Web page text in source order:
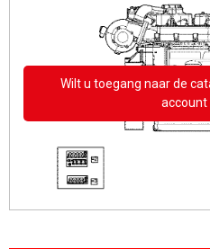
Wilt u toegang naar de
account